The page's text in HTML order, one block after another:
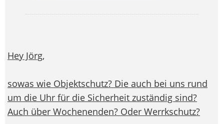
Hey Jörg,
sowas wie Objektschutz? Die auch bei uns rund
um die Uhr für die Sicherheit zuständig sind?
Auch über Wochenenden? Oder Werrkschutz?